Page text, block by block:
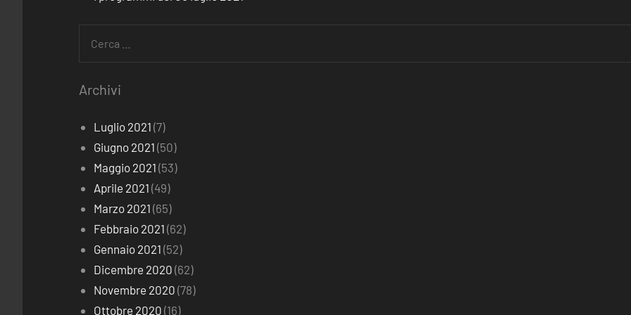
Archivi
Luglio 2021 (7)
Giugno 2021 (50)
Maggio 2021 (53)
Aprile 2021 (49)
Marzo 2021 (65)
Febbraio 2021 (62)
Gennaio 2021 (52)
Dicembre 2020 (62)
Novembre 2020 (78)
Ottobre 2020 (16)